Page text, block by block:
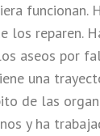
funcionan.
los reparen.
aseos por
una
de las
y ha